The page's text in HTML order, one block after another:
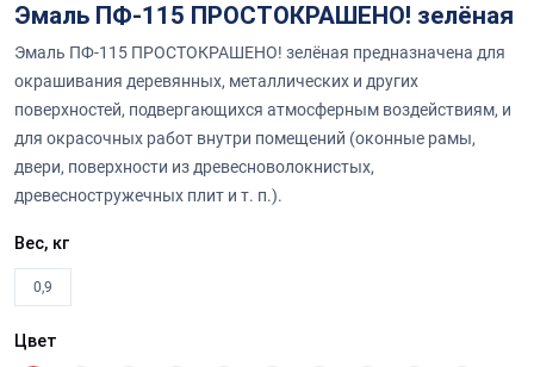
Эмаль ПФ-115 ПРОСТОКРАШЕНО! зелёная
Эмаль ПФ-115 ПРОСТОКРАШЕНО! зелёная предназначена для
окрашивания деревянных, металлических и других
поверхностей, подвергающихся атмосферным воздействиям, и
для окрасочных работ внутри помещений (оконные рамы,
двери, поверхности из древесноволокнистых,
древесностружечных плит и т. п.).
Вес, кг
0,9
Цвет